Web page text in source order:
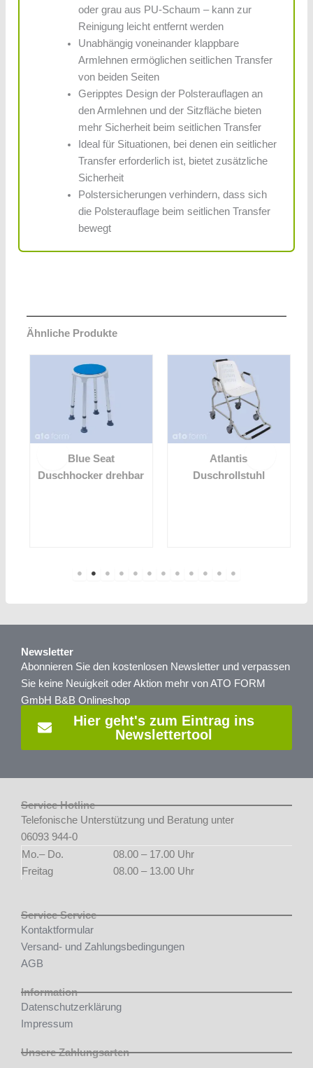
oder grau aus PU-Schaum – kann zur
Reinigung leicht entfernt werden
Unabhängig voneinander klappbare
Armlehnen ermöglichen seitlichen Transfer
von beiden Seiten
Geripptes Design der Polsterauflagen an
den Armlehnen und der Sitzfläche bieten
mehr Sicherheit beim seitlichen Transfer
Ideal für Situationen, bei denen ein seitlicher
Transfer erforderlich ist, bietet zusätzliche
Sicherheit
Polstersicherungen verhindern, dass sich
die Polsterauflage beim seitlichen Transfer
bewegt
Ähnliche Produkte
Blue Seat
Duschhocker drehbar
Atlantis
Duschrollstuhl
Newsletter
Abonnieren Sie den kostenlosen Newsletter und verpassen
Sie keine Neuigkeit oder Aktion mehr von ATO FORM
GmbH B&B Onlineshop
Hier geht's zum Eintrag ins
Newslettertool
Service Hotline
Telefonische Unterstützung und Beratung unter
06093 944-0
Mo.– Do.
08.00 – 17.00 Uhr
Freitag
08.00 – 13.00 Uhr
Service Service
Kontaktformular
Versand- und Zahlungsbedingungen
AGB
Information
Datenschutzerklärung
Impressum
Unsere Zahlungsarten